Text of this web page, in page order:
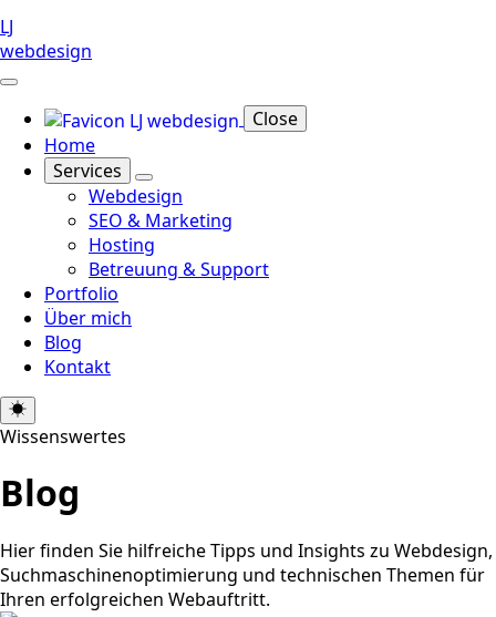
LJ
webdesign
Close
Home
Services
Webdesign
SEO & Marketing
Hosting
Betreuung & Support
Portfolio
Über mich
Blog
Kontakt
Wissenswertes
Blog
Hier finden Sie hilfreiche Tipps und Insights zu Webdesign,
Suchmaschinenoptimierung und technischen Themen für
Ihren erfolgreichen Webauftritt.